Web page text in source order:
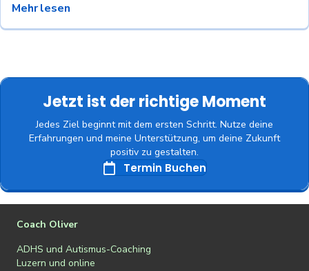
Mehr lesen
Jetzt ist der richtige Moment
Jedes Ziel beginnt mit dem ersten Schritt. Nutze deine
Erfahrungen und meine Unterstützung, um deine Zukunft
positiv zu gestalten.
Termin Buchen
Coach Oliver
ADHS und Autismus-Coaching
Luzern und online